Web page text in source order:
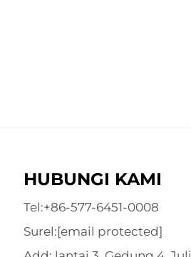
HUBUNGI KAMI
Tel:+86-577-6451-0008
Surel:[email protected]